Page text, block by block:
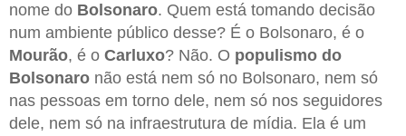
nome do Bolsonaro. Quem está tomando decisão
num ambiente público desse? É o Bolsonaro, é o
Mourão, é o Carluxo? Não. O populismo do
Bolsonaro não está nem só no Bolsonaro, nem só
nas pessoas em torno dele, nem só nos seguidores
dele, nem só na infraestrutura de mídia. Ela é um